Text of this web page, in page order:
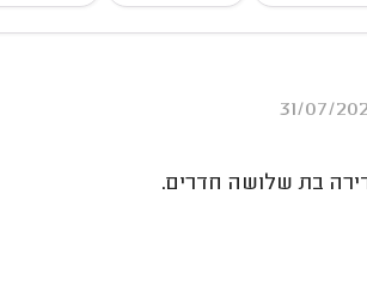
בת שלושה חדרים.